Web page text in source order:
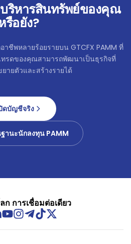
ริหารสินทรัพย์ของคุณ
รือยัง?
าชีพหลายร้อยรายบน GTCFX PAMM ที่
ทรดของคุณสามารถพัฒนาเป็นธุรกิจที่
ยายตัวและสร้างรายได้
ดบัญชีจริง
านะนักลงทุน PAMM
ก การเชื่อมต่อเดียว